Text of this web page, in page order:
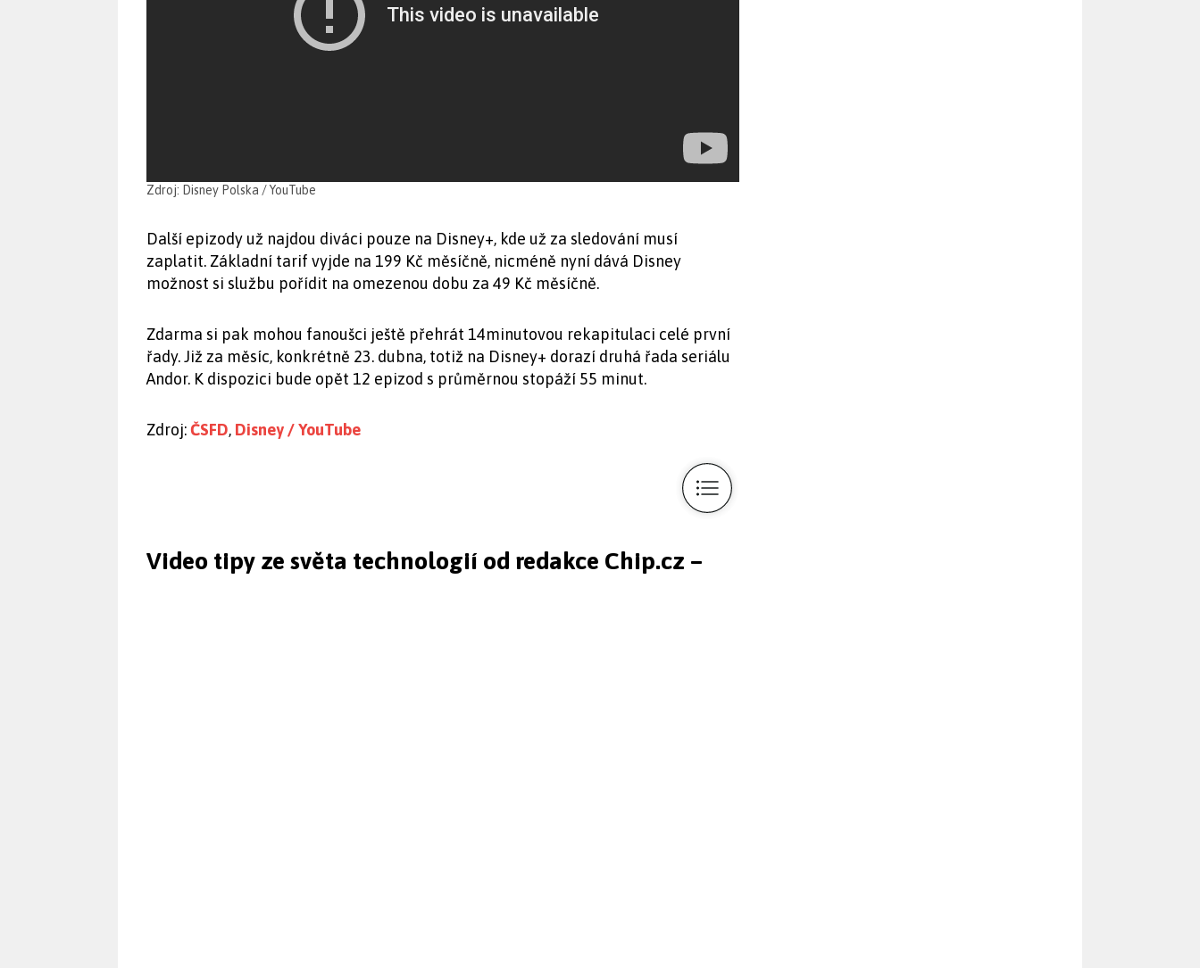
Zdroj: Disney Polska / YouTube
Další epizody už najdou diváci pouze na Disney+, kde už za sledování musí
zaplatit. Základní tarif vyjde na 199 Kč měsíčně, nicméně nyní dává Disney
možnost si službu pořídit na omezenou dobu za 49 Kč měsíčně.
Zdarma si pak mohou fanoušci ještě přehrát 14minutovou rekapitulaci celé první
řady. Již za měsíc, konkrétně 23. dubna, totiž na Disney+ dorazí druhá řada seriálu
Andor. K dispozici bude opět 12 epizod s průměrnou stopáží 55 minut.
Zdroj:ČSFD, Disney / YouTube
Video tipy ze světa technologií od redakce Chip.cz –